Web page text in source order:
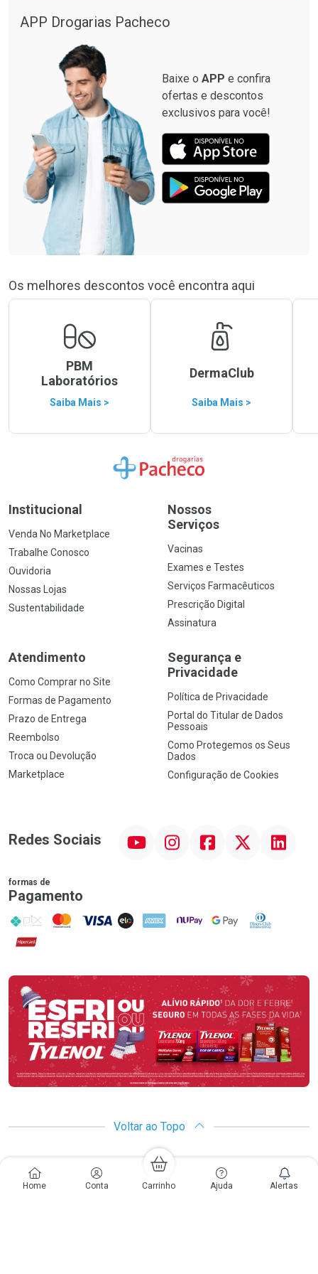
Home Conta Carrinho Ajuda Alertas
APP Drogarias Pacheco
Baixe o APP e confira
ofertas e descontos
exclusivos para você!
Os melhores descontos você encontra aqui
PBM
Laboratórios
Saiba Mais >
DermaClub
Saiba Mais >
Ir para a Home
Institucional
Venda No Marketplace
Trabalhe Conosco
Ouvidoria
Nossas Lojas
Sustentabilidade
Nossos
Serviços
Vacinas
Exames e Testes
Serviços Farmacêuticos
Prescrição Digital
Assinatura
Atendimento
Como Comprar no Site
Formas de Pagamento
Prazo de Entrega
Reembolso
Troca ou Devolução
Marketplace
Segurança e
Privacidade
Política de Privacidade
Portal do Titular de Dados
Pessoais
Como Protegemos os Seus
Dados
Configuração de Cookies
Redes Sociais InstagramFacebookTwitter Linkedin
formas de
Pagamento
PIX MasterCard
VISA ELO AMEX NuPay Google PayDiners Club
Hipercard
Promoção em Destaque
Voltar ao Topo
CopyrightCopyright © Drogarias Pacheco | CNPJ: 33.438.250/0187-08